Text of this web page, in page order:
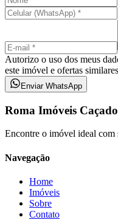
Autorizo o uso dos meus
este imóvel e ofertas
Enviar WhatsApp
Roma Imóveis
Encontre o imóvel ideal com
Navegação
Home
Imóveis
Sobre
Contato